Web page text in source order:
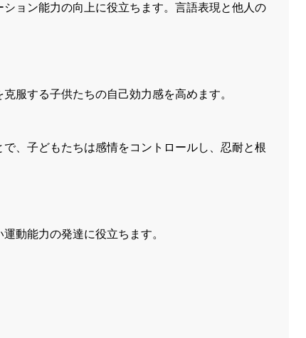
ョン能力の向上に役立ちます。言語表現と他人の
服する子供たちの自己効力感を高めます。
、子どもたちは感情をコントロールし、忍耐と根
動能力の発達に役立ちます。